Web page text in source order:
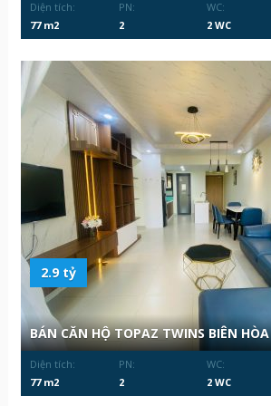
Diện tích:
77 m2
PN:
2
WC:
2 WC
2.9 tỷ
BÁN CĂN HỘ TOPAZ TWINS BIÊN HÒA
Diện tích:
77 m2
PN:
2
WC:
2 WC